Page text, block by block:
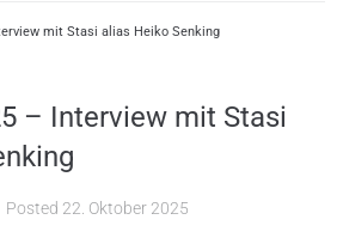
mit Stasi alias Heiko Senking
– Interview mit Stasi
Posted 22. Oktober 2025